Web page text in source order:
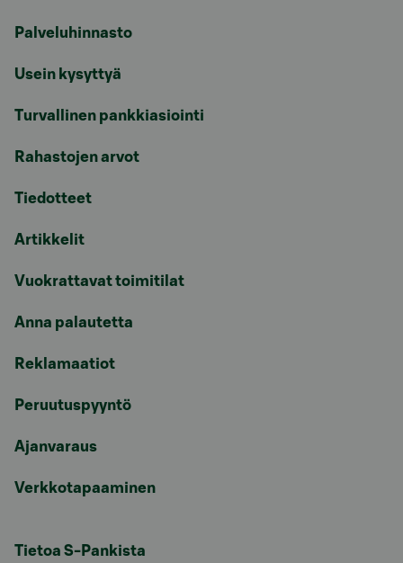
Palveluhinnasto
Usein kysyttyä
Turvallinen pankkiasiointi
Rahastojen arvot
Tiedotteet
Artikkelit
Vuokrattavat toimitilat
Anna palautetta
Reklamaatiot
Peruutuspyyntö
Ajanvaraus
Verkkotapaaminen
Tietoa S-Pankista